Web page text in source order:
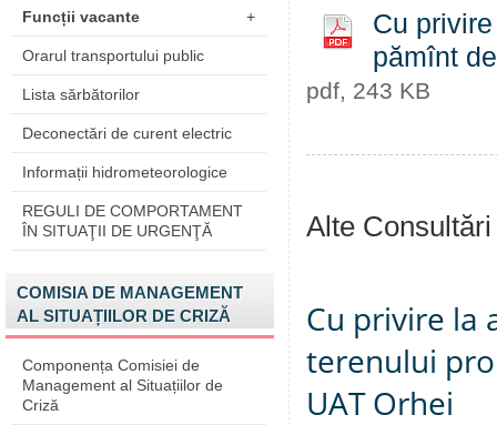
Funcții vacante +
Orarul transportului public
Lista sărbătorilor
Deconectări de curent electric
Informații hidrometeorologice
REGULI DE COMPORTAMENT
ÎN SITUAŢII DE URGENŢĂ
COMISIA DE MANAGEMENT
AL SITUAȚIILOR DE CRIZĂ
Componența Comisiei de
Management al Situațiilor de
Criză
Cu
pămînt
pdf, 243 KB
Alte
Cu privire la
terenului
UAT Orhei